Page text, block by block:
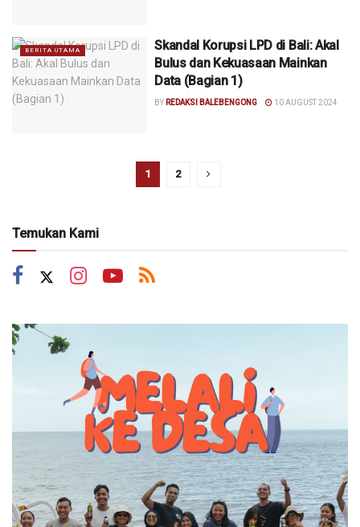
BERITA UTAMA
Skandal Korupsi LPD di Bali: Akal
Bulus dan Kekuasaan Mainkan
Data (Bagian 1)
BY REDAKSI BALEBENGONG 10 AUGUST 2024
1 2
Temukan Kami